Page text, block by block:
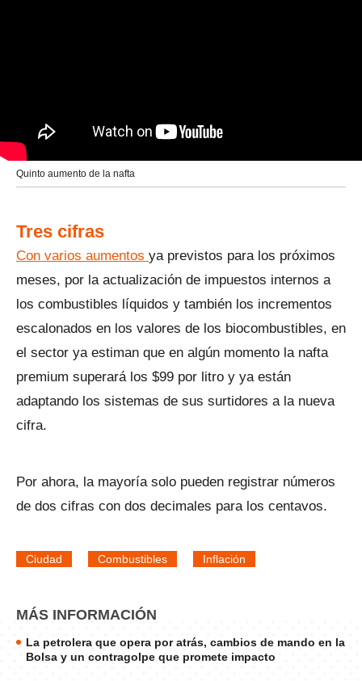
Quinto aumento de la nafta
Tres cifras
Con varios aumentos ya previstos para los próximos
meses, por la actualización de impuestos internos a
los combustibles líquidos y también los incrementos
escalonados en los valores de los biocombustibles, en
el sector ya estiman que en algún momento la nafta
premium superará los $99 por litro y ya están
adaptando los sistemas de sus surtidores a la nueva
cifra.
Por ahora, la mayoría solo pueden registrar números
de dos cifras con dos decimales para los centavos.
Ciudad Combustibles Inflación
MÁS INFORMACIÓN
La petrolera que opera por atrás, cambios de mando en la
Bolsa y un contragolpe que promete impacto